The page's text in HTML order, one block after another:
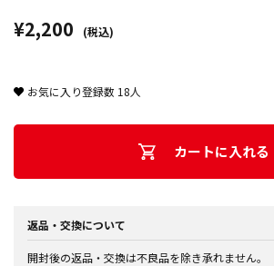
¥2,200 (税込)
お気に入り登録数 18人
カートに入れる
返品・交換について
開封後の返品・交換は不良品を除き承れません。